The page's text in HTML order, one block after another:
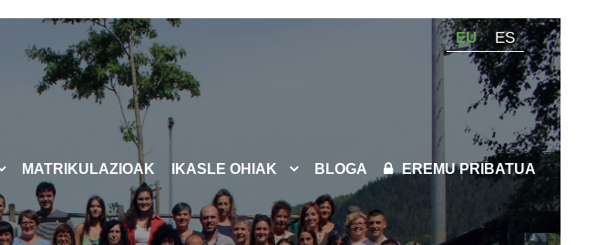
EU ES
MATRIKULAZIOAK IKASLE OHIAK BLOGA EREMU PRIBATUA